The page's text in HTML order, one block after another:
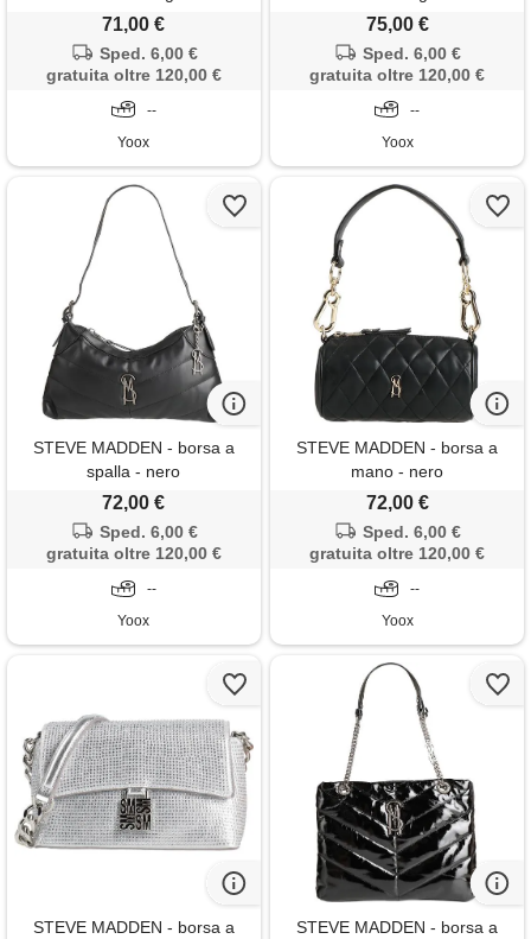
71,00 €
Sped. 6,00 €
gratuita oltre 120,00 €
--
Yoox
75,00 €
Sped. 6,00 €
gratuita oltre 120,00 €
--
Yoox
STEVE MADDEN - borsa a
spalla - nero
72,00 €
Sped. 6,00 €
gratuita oltre 120,00 €
--
Yoox
STEVE MADDEN - borsa a
mano - nero
72,00 €
Sped. 6,00 €
gratuita oltre 120,00 €
--
Yoox
STEVE MADDEN - borsa a
STEVE MADDEN - borsa a